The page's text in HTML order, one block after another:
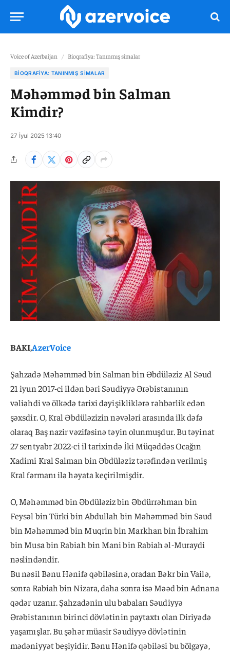
Voice of Azerbaijan / Bioqrafiya: Tanınmış simalar
BIOQRAFIYA: TANINMIŞ SIMALAR
Məhəmməd bin Salman
Kimdir?
27 İyul 2025 13:40
BAKI,AzerVoice
Şahzadə Məhəmməd bin Salman bin Əbdüləziz Al Səud
21 iyun 2017-ci ildən bəri Səudiyyə Ərəbistanının
vəliəhdi və ölkədə tarixi dəyişikliklərə rəhbərlik edən
şəxsdir. O, Kral Əbdüləzizin nəvələri arasında ilk dəfə
olaraq Baş nazir vəzifəsinə təyin olunmuşdur. Bu təyinat
27 sentyabr 2022-ci il tarixində İki Müqəddəs Ocağın
Xadimi Kral Salman bin Əbdüləziz tərəfindən verilmiş
Kral fərmanı ilə həyata keçirilmişdir.
O, Məhəmməd bin Əbdüləziz bin Əbdürrəhman bin
Feysəl bin Türki bin Abdullah bin Məhəmməd bin Səud
bin Məhəmməd bin Muqrin bin Markhan bin İbrahim
bin Musa bin Rabiah bin Mani bin Rabiah əl-Muraydi
nəslindəndir.
Bu nəsil Bənu Hənifə qəbiləsinə, oradan Bəkr bin Vailə,
sonra Rabiah bin Nizara, daha sonra isə Məəd bin Adnana
qədər uzanır. Şahzadənin ulu babaları Səudiyyə
Ərəbistanının birinci dövlətinin paytaxtı olan Diriyədə
yaşamışlar. Bu şəhər müasir Səudiyyə dövlətinin
mədəniyyət beşiyidir. Bənu Hənifə qəbiləsi bu bölgəyə,